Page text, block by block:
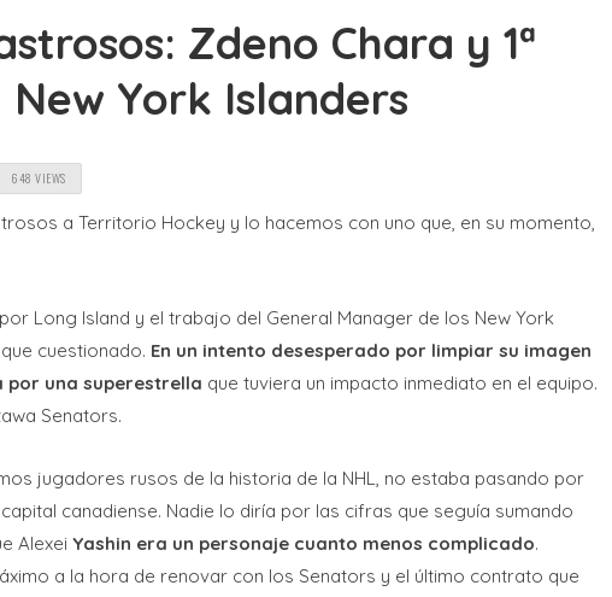
Zdeno Chara y 1ª
New York Islanders
648 VIEWS
a Territorio Hockey y lo hacemos con uno que, en su momento,
Long Island y el trabajo del General Manager de los New York
cuestionado. En un intento desesperado por limpiar su imagen
por una superestrella que tuviera un impacto inmediato en el equipo.
Senators.
jugadores rusos de la historia de la NHL, no estaba pasando por
canadiense. Nadie lo diría por las cifras que seguía sumando
Alexei Yashin era un personaje cuanto menos complicado.
a la hora de renovar con los Senators y el último contrato que